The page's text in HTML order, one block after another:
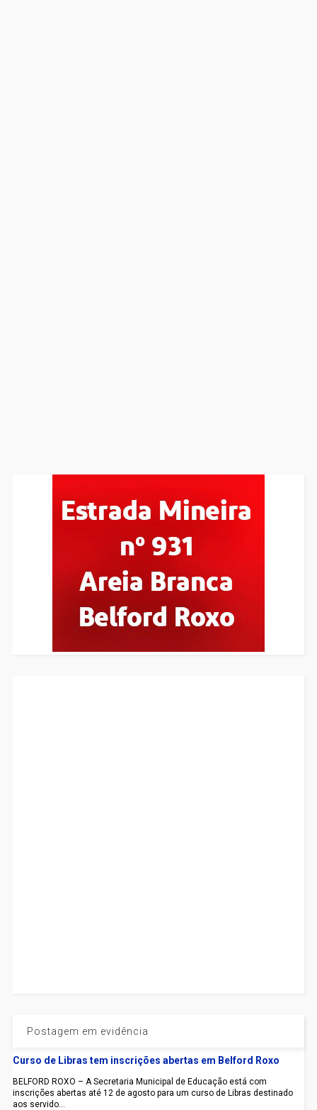
Postagem em evidência
Curso de Libras tem inscrições abertas em Belford Roxo
BELFORD ROXO – A Secretaria Municipal de Educação está com
inscrições abertas até 12 de agosto para um curso de Libras destinado
aos servido...